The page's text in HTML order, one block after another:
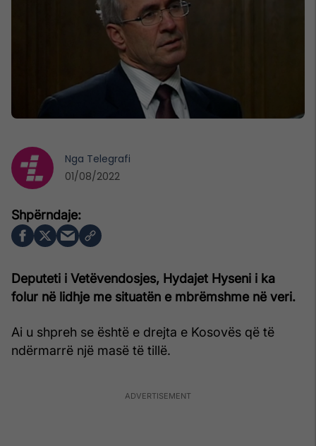
Deputeti i Vetëvendosjes, Hydajet Hyseni i ka
folur në lidhje me situatën e mbrëmshme në veri.
Ai u shpreh se është e drejta e Kosovës që të
ndërmarrë një masë të tillë.
Nga Telegrafi
01/08/2022